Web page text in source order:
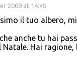
2009 at 14:45
il tuo albero,
anche tu hai
Natale. Hai